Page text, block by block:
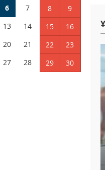
ж. 98
ОБЛЫС
БОЛЫП
6 7 8
9
13 14 15
16
20 21 22
23
27 28 29
30